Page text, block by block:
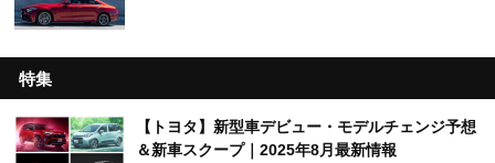
特集
【トヨタ】新型車デビュー・モデルチェンジ予想
＆新車スクープ｜2025年8月最新情報